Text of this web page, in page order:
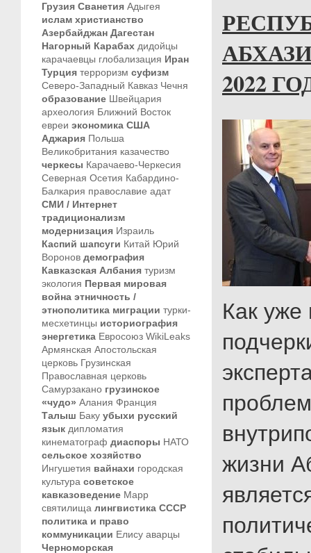
Грузия Сванетия Адыгея
ислам христианство
Азербайджан Дагестан
Нагорный Карабах дидойцы
карачаевцы глобализация Иран
Турция терроризм суфизм
Северо-Западный Кавказ Чечня
образование Швейцария
археология Ближний Восток
евреи экономика США
Аджария Польша
Великобритания казачество
черкесы Карачаево-Черкесия
Северная Осетия Кабардино-
Балкария православие адат
СМИ / Интернет
традиционализм
модернизация Израиль
Каспий шапсуги Китай Юрий
Воронов демография
Кавказская Албания туризм
экология Первая мировая
война этничность /
этнополитика миграции турки-
месхетинцы историография
энергетика Евросоюз WikiLeaks
Армянская Апостольская
церковь Грузинская
Православная церковь
Самурзакано грузинское
«чудо» Алания Франция
Талыш Баку убыхи русский
язык дипломатия
кинематограф диаспоры НАТО
сельское хозяйство
Ингушетия вайнахи городская
культура советское
кавказоведение Марр
святилища лингвистика СССР
политика и право
коммуникации Елису аварцы
Черноморская
2022
Как уже
жизни